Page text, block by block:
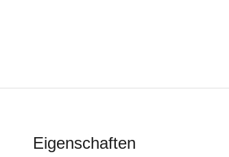
Eigenschaften